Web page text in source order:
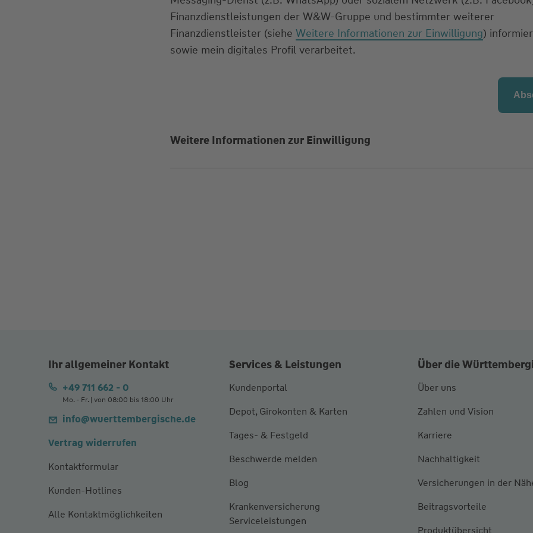
Finanzdienstleistungen der W&W-Gruppe und bestimmter weiterer
Finanzdienstleister (siehe Weitere Informationen zur Einwilligung)
sowie mein digitales Profil verarbeitet.
Weitere Informationen zur Einwilligung
Ihr allgemeiner Kontakt
+49 711 662 - 0
Mo. - Fr. | von 08:00 bis 18:00 Uhr
info@wuerttembergische.de
Vertrag widerrufen
Kontaktformular
Kunden-Hotlines
Alle Kontaktmöglichkeiten
Services & Leistungen
Kundenportal
Depot, Girokonten & Karten
Tages- & Festgeld
Beschwerde melden
Blog
Krankenversicherung
Serviceleistungen
Über die
Über uns
Zahlen und Vision
Karriere
Nachhaltigkeit
Versicherungen in der
Beitragsvorteile